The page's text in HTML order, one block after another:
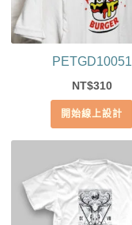
PETGD10051
NT$310
開始線上設計